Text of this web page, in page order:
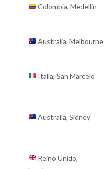
Colombia, Medellín
Australia, Melbourne
Italia, San Marcelo
Australia, Sidney
Reino Unido,